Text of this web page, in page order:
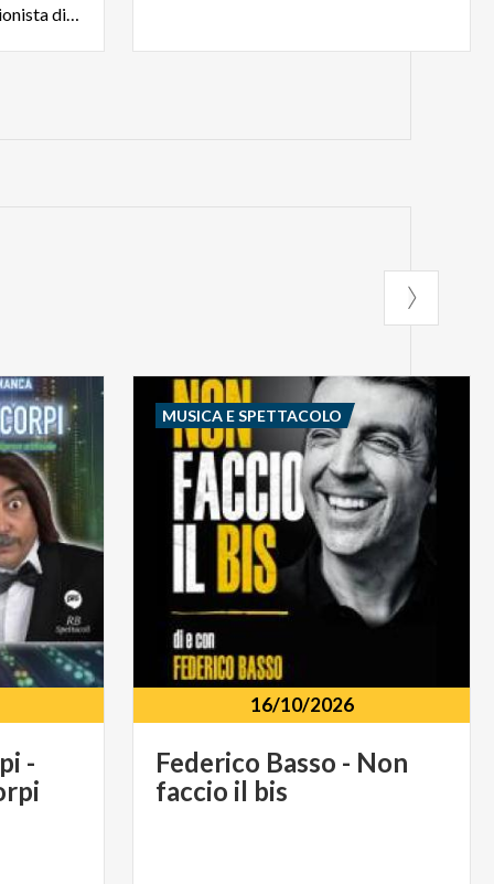
straordinaria vicenda collezionista di fine Ottocento
-
16/10/2026
Federico Basso - Non
faccio il bis
MUSICA E SPETTACOLO